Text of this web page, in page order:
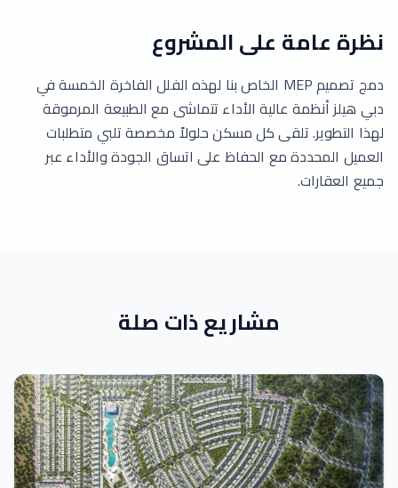
نظرة عامة على المشروع
دمج تصميم MEP الخاص بنا لهذه الفلل الفاخرة الخمسة في
دبي هيلز أنظمة عالية الأداء تتماشى مع الطبيعة المرموقة
لهذا التطوير. تلقى كل مسكن حلولاً مخصصة تلبي متطلبات
العميل المحددة مع الحفاظ على اتساق الجودة والأداء عبر
جميع العقارات.
مشاريع ذات صلة